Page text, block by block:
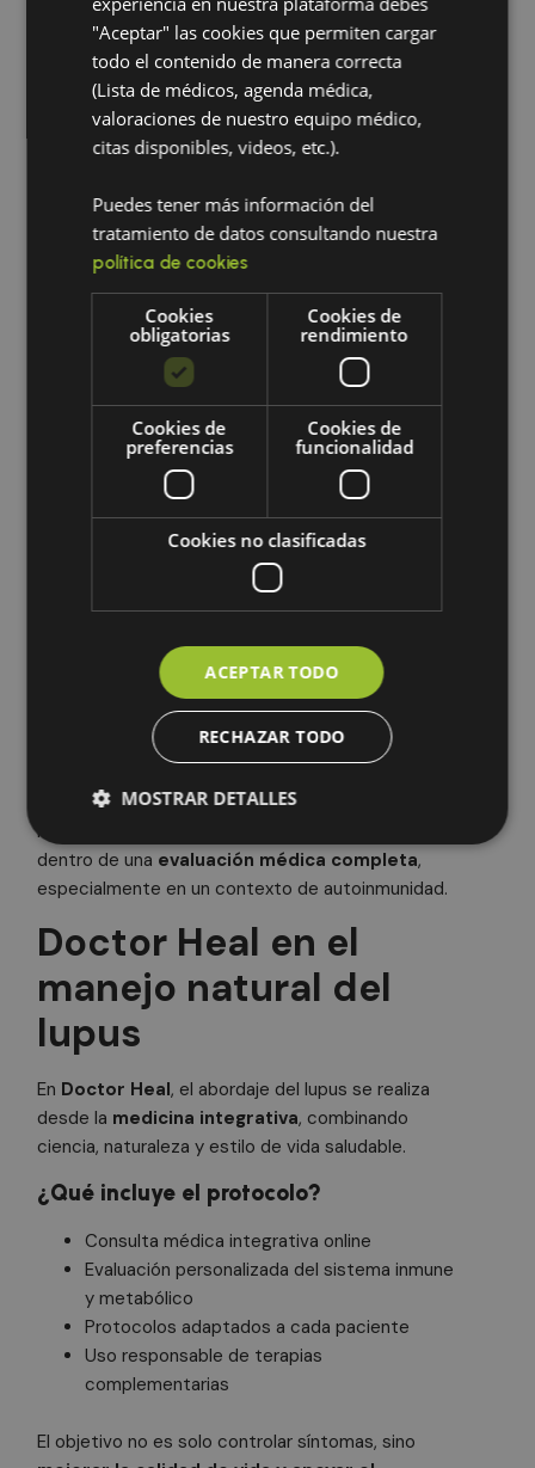
tratamientos
naturales en el lupus
Es fundamental evitar errores frecuentes, como:
Suspender medicamentos sin supervisión
médica
Seguir consejos de fuentes no profesionales
Usar productos “milagro” sin respaldo clínico
Aplicar tratamientos genéricos sin
evaluación individual
👉 En enfermedades autoinmunes,
la
¿Por qué el
tratamiento del lupus
debe ser
personalizado?
El lupus no se manifiesta igual en todas las
personas. Cambian:
Los órganos afectados
La intensidad de los síntomas
La respuesta a tratamientos
Por eso, cualquier enfoque natural debe integrarse
dentro de una evaluación médica completa,
especialmente en un contexto de autoinmunidad.
Doctor Heal en el
manejo natural del
lupus
En Doctor Heal, el abordaje del lupus se realiza
desde la medicina integrativa, combinando
ciencia, naturaleza y estilo de vida saludable.
¿Qué incluye el protocolo?
Consulta médica integrativa online
Evaluación personalizada del sistema inmune
y metabólico
Protocolos adaptados a cada paciente
Uso responsable de terapias
complementarias
El objetivo no es solo controlar síntomas, sino
"Aceptar" las cookies que permiten cargar
todo el contenido de manera correcta
(Lista de médicos, agenda médica,
valoraciones de nuestro equipo médico,
citas disponibles, videos, etc.).
Puedes tener más información del
tratamiento de datos consultando nuestra
política de cookies
Cookies
obligatorias
Cookies de
rendimiento
Cookies de
preferencias
Cookies de
funcionalidad
Cookies no clasificadas
ACEPTAR TODO
RECHAZAR TODO
MOSTRAR DETALLES
Cookies obligatorias
Cookies de rendimiento
Cookies de preferencias
Cookies de funcionalidad
Cookies no clasificadas
Las cookies estrictamente necesarias permiten la
web no se puede utilizar correctamente sin las
cookies estrictamente necesarias.
Nombre Proveedor/Dominio
PHPSESSID
PHP.net
.doctorhealonline.com